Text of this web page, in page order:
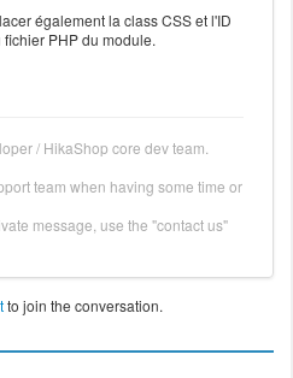
également la class CSS et l'ID
PHP du module.
/ HikaShop core dev team.
team when having some time or
message, use the "contact us"
to join the conversation.